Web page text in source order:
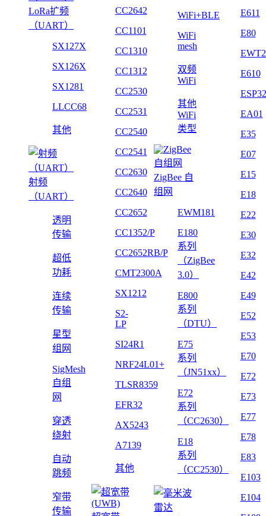
LoRa扩频
（UART）
SX127X
SX126X
SX1281
LLCC68
其他
射频
（UART）
透明
传输
超低
功耗
连续
传输
星型
组网
SigMesh
自组
网
穿透
绕射
自动
跳频
窄带
传输
CC2642
CC1101
CC1310
CC1312
CC2530
CC2531
CC2540
CC2541
CC2630
CC2640
CC2652
CC1352/P
CC2652RB/P
CMT2300A
SX1212
S2-
LP
SI24R1
NRF24L01+
TLSR8359
EFR32
AX5243
A7139
其他
WiFi+BLE
WiFi
mesh
双频
WiFi
其他
WiFi
类型
ZigBee 自
组网
EWM181
E180
系列
（ZigBee
3.0）
E800
系列
（DTU）
E75
系列
（JN51xx）
E72
系列
（CC2630）
E18
系列
（CC2530）
E611
E80
E610
ESP32
EA01
E35
E07
E15
E18
E22
E30
E32
E42
E49
E52
E53
E70
E72
E73
E77
E78
E83
E103
E104